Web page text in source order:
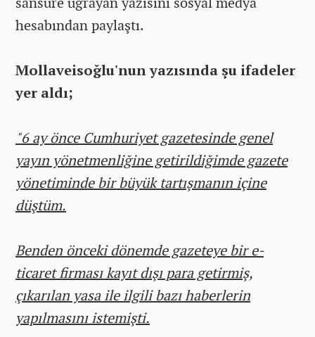
hesabından paylaştı.
Mollaveisoğlu'nun yazısında şu ifadeler
yer aldı;
"6 ay önce Cumhuriyet gazetesinde genel
yayın yönetmenliğine getirildiğimde gazete
yönetiminde bir büyük tartışmanın içine
düştüm.
Benden önceki dönemde gazeteye bir e-
ticaret firması kayıt dışı para getirmiş,
çıkarılan yasa ile ilgili bazı haberlerin
yapılmasını istemişti.